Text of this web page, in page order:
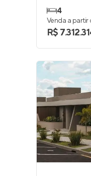
4
Venda a partir
R$